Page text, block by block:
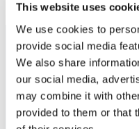
This website uses
We use cookies to
provide social media
We also share
our social media,
may combine it with
provided to them or that